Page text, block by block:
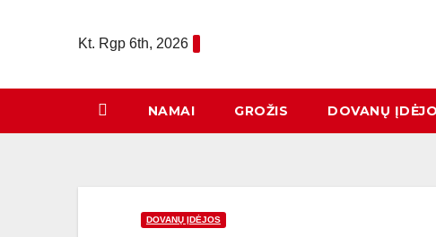
Kt. Rgp 6th, 2026
NAMAI GROŽIS DOVANŲ
DOVANŲ ĮDĖJOS